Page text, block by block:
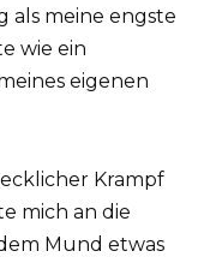
als meine engste
wie ein
eigenen
Krampf
mich an die
Mund etwas